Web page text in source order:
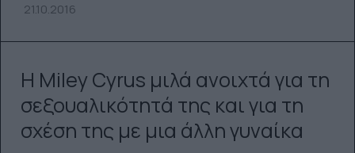
21.10.2016
Η Miley Cyrus μιλά ανοιχτά για τη
σεξουαλικότητά της και για τη
σχέση της με μια άλλη γυναίκα